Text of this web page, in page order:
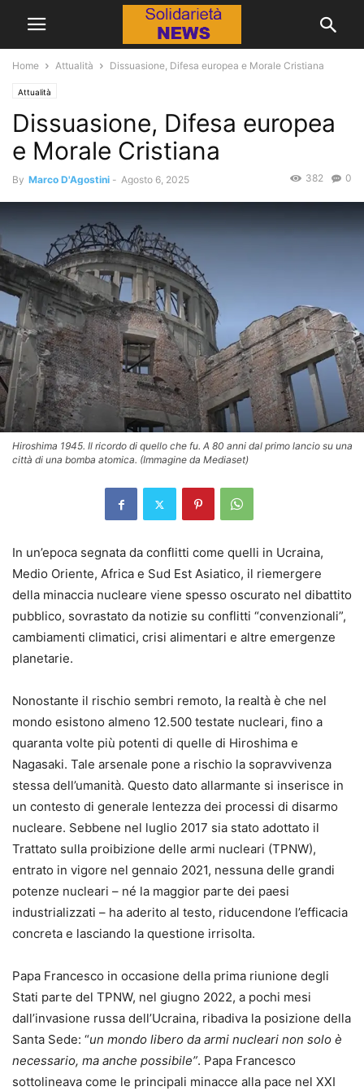
Home Attualità Dissuasione, Difesa europea e Morale Cristiana
Attualità
Dissuasione, Difesa europea
e Morale Cristiana
By Marco D'Agostini - Agosto 6, 2025 0
382
Hiroshima 1945. Il ricordo di quello che fu. A 80 anni dal primo lancio su una
città di una bomba atomica. (Immagine da Mediaset)
In un’epoca segnata da conflitti come quelli in Ucraina,
Medio Oriente, Africa e Sud Est Asiatico, il riemergere
della minaccia nucleare viene spesso oscurato nel dibattito
pubblico, sovrastato da notizie su conflitti “convenzionali”,
cambiamenti climatici, crisi alimentari e altre emergenze
planetarie.
Nonostante il rischio sembri remoto, la realtà è che nel
mondo esistono almeno 12.500 testate nucleari, fino a
quaranta volte più potenti di quelle di Hiroshima e
Nagasaki. Tale arsenale pone a rischio la sopravvivenza
stessa dell’umanità. Questo dato allarmante si inserisce in
un contesto di generale lentezza dei processi di disarmo
nucleare. Sebbene nel luglio 2017 sia stato adottato il
Trattato sulla proibizione delle armi nucleari (TPNW),
entrato in vigore nel gennaio 2021, nessuna delle grandi
potenze nucleari – né la maggior parte dei paesi
industrializzati – ha aderito al testo, riducendone l’efficacia
concreta e lasciando la questione irrisolta.
Papa Francesco in occasione della prima riunione degli
Stati parte del TPNW, nel giugno 2022, a pochi mesi
dall’invasione russa dell’Ucraina, ribadiva la posizione della
Santa Sede: “un mondo libero da armi nucleari non solo è
necessario, ma anche possibile”. Papa Francesco
sottolineava come le principali minacce alla pace nel XXI